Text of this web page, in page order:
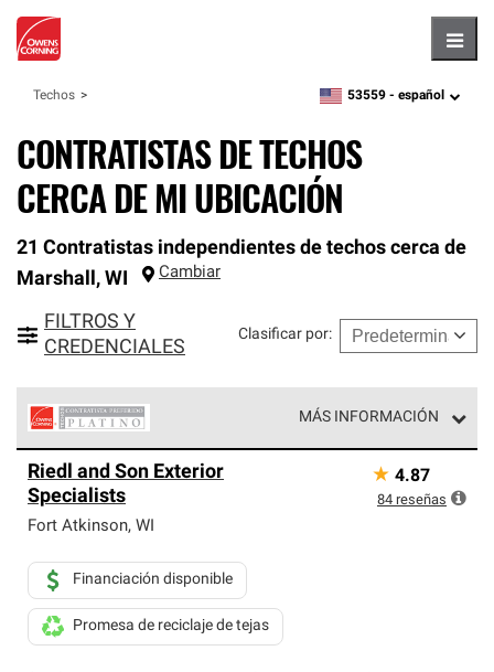
Techos zipcode,language
53559 - español
CONTRATISTAS DE TECHOS
CERCA DE MI UBICACIÓN
21 Contratistas independientes de techos cerca de
Marshall, WI Cambiar
FILTROS Y
CREDENCIALES
Clasificar por:
MÁS INFORMACIÓN
Corning constituyen el nivel superior de nuestra red
exclusiva y cumplen con estándares estrictos de
profesionalismo, confiabilidad y destreza incomparable.
sistemas de techos.
Riedl and Son Exterior
Specialists
Fort Atkinson, WI
Financiación disponible
Promesa de reciclaje de tejas
★ 4.87
84 reseñas